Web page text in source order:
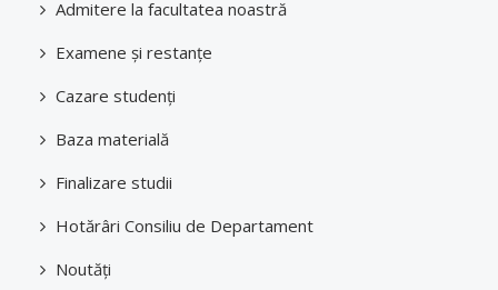
Examene şi restanţe
Finalizare studii
Burse
Tabere
Despre cazare
Oportunităţi carieră
Documente studenți
Admitere la facultatea noastră
Examene şi restanţe
Cazare studenți
Baza materială
Finalizare studii
Hotărâri Consiliu de Departament
Noutăți